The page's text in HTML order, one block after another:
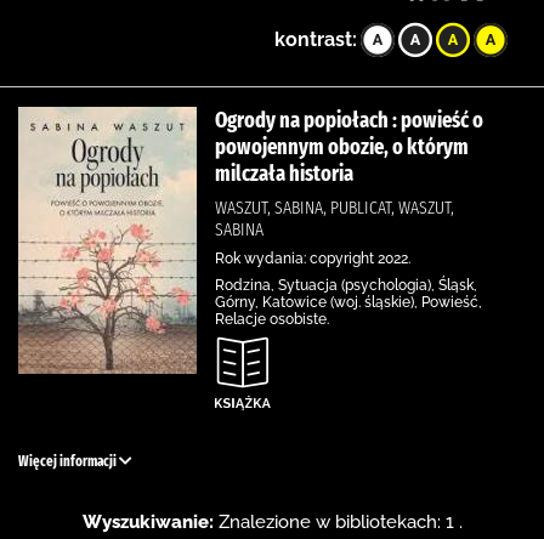
kontrast:
Ogrody na popiołach : powieść o
powojennym obozie, o którym
milczała historia
WASZUT, SABINA, PUBLICAT, WASZUT,
SABINA
Rok wydania: copyright 2022.
Rodzina, Sytuacja (psychologia), Śląsk,
Górny, Katowice (woj. śląskie), Powieść,
Relacje osobiste.
Więcej informacji
Wyszukiwanie: Znalezione w bibliotekach: 1 .